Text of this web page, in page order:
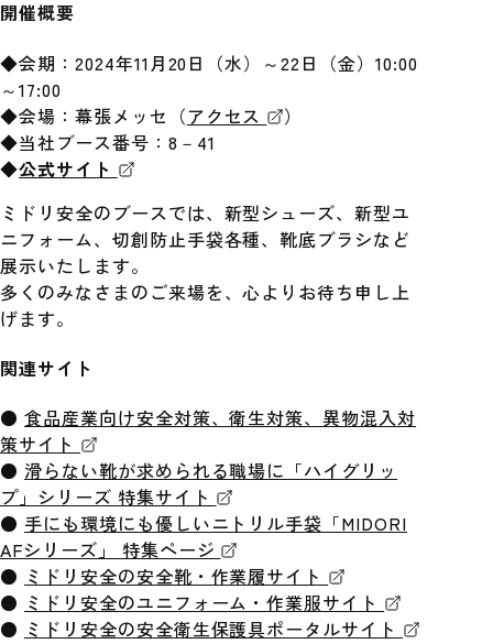
開催概要
◆会期：2024年11月20日（水）～22日（金）10:00
～17:00
◆会場：幕張メッセ（アクセス
）
◆当社ブース番号：8－41
◆公式サイト
ミドリ安全のブースでは、新型シューズ、新型ユ
ニフォーム、切創防止手袋各種、靴底ブラシなど
展示いたします。
多くのみなさまのご来場を、心よりお待ち申し上
げます。
関連サイト
● 食品産業向け安全対策、衛生対策、異物混入対
策サイト
● 滑らない靴が求められる職場に「ハイグリッ
プ」シリーズ 特集サイト
● 手にも環境にも優しいニトリル手袋「MIDORI
AFシリーズ」 特集ページ
● ミドリ安全の安全靴・作業履サイト
● ミドリ安全のユニフォーム・作業服サイト
● ミドリ安全の安全衛生保護具ポータルサイト